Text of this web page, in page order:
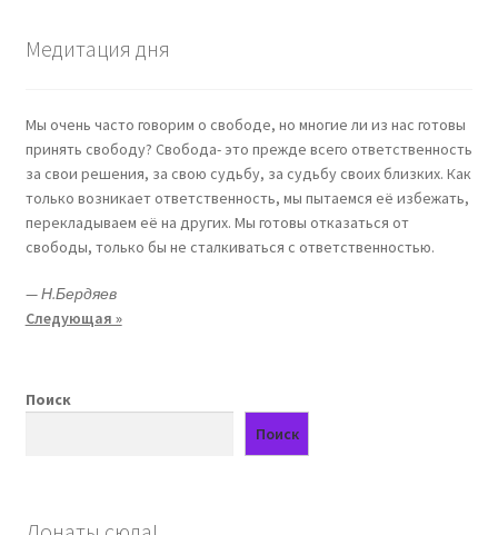
Медитация дня
Мы очень часто говорим о свободе, но многие ли из нас готовы
принять свободу? Свобода- это прежде всего ответственность
за свои решения, за свою судьбу, за судьбу своих близких. Как
только возникает ответственность, мы пытаемся её избежать,
перекладываем её на других. Мы готовы отказаться от
свободы, только бы не сталкиваться с ответственностью.
—Н.Бердяев
Следующая »
Поиск
Поиск